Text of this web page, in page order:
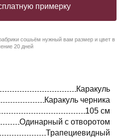
примерку
сошьём нужный вам размер и цвет в
20 дней
Каракуль
Каракуль черника
105 см
Одинарный с отворотом
Трапециевидный